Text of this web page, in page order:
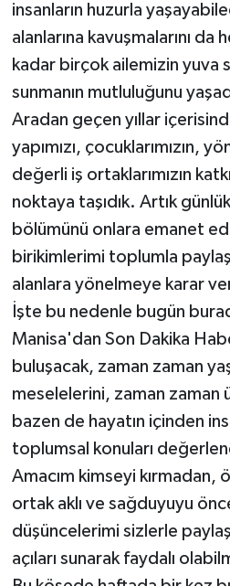
insanların huzurla
alanlarına kavuşmalarını
kadar birçok ailemizin yuva
sunmanın mutluluğunu
Aradan geçen yıllar
yapımızı, çocuklarımızın,
değerli iş ortaklarımızın
noktaya taşıdık. Artık
bölümünü onlara emanet
birikimlerimi toplumla
alanlara yönelmeye karar
İşte bu nedenle bugün
Manisa'dan Son Dakika
buluşacak, zaman zaman
meselelerini, zaman zaman
bazen de hayatın içinden
toplumsal konuları
Amacım kimseyi
ortak aklı ve sağduyuyu
düşüncelerimi sizlerle
açıları sunarak faydalı